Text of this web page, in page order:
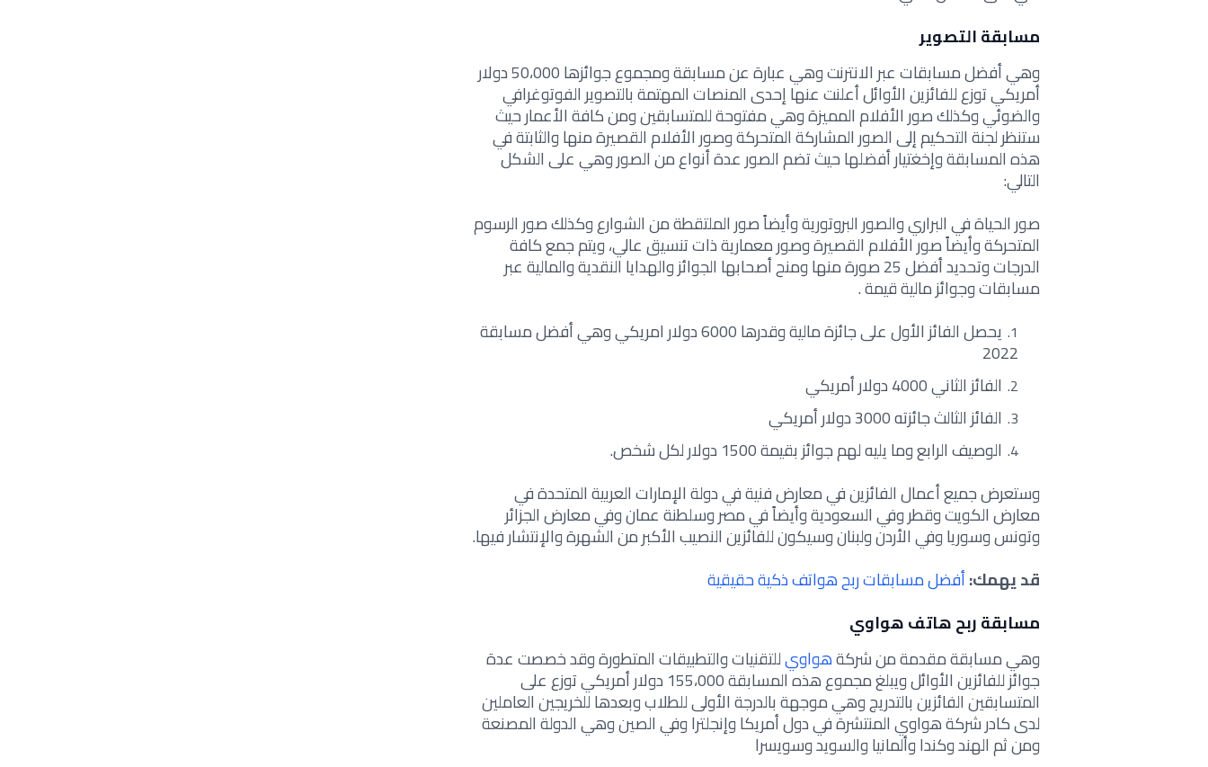
مسابقة التصوير
وهي أفضل مسابقات عبر الانترنت وهي عبارة عن مسابقة ومجموع جوائزها 50،000 دولار
أمريكي توزع للفائزين الأوائل أعلنت عنها إحدى المنصات المهتمة بالتصوير الفوتوغرافي
والضوئي وكذلك صور الأفلام المميزة وهي مفتوحة للمتسابقين ومن كافة الأعمار حيث
ستنظر لجنة التحكيم إلى الصور المشاركة المتحركة وصور الأفلام القصيرة منها والثابتة في
هذه المسابقة وإخغتيار أفضلها حيث تضم الصور عدة أنواع من الصور وهي على الشكل
التالي:
صور الحياة في البراري والصور البروتورية وأيضاً صور الملتقطة من الشوارع وكذلك صور الرسوم
المتحركة وأيضاً صور الأفلام القصيرة وصور معمارية ذات تنسيق عالي، ويتم جمع كافة
الدرجات وتحديد أفضل 25 صورة منها ومنح أصحابها الجوائز والهدايا النقدية والمالية عبر
مسابقات وجوائز مالية قيمة .
يحصل الفائز الأول على جائزة مالية وقدرها 6000 دولار امريكي وهي أفضل مسابقة
2022
الفائز الثاني 4000 دولار أمريكي
الفائز الثالث جائزته 3000 دولار أمريكي
الوصيف الرابع وما يليه لهم جوائز بقيمة 1500 دولار لكل شخص.
وستعرض جميع أعمال الفائزين في معارض فنية في دولة الإمارات العربية المتحدة في
معارض الكويت وقطر وفي السعودية وأيضاً في مصر وسلطنة عمان وفي معارض الجزائر
وتونس وسوريا وفي الأردن ولبنان وسيكون للفائزين النصيب الأكبر من الشهرة والإنتشار فيها.
قد يهمك:أفضل مسابقات ربح هواتف ذكية حقيقية
مسابقة ربح هاتف هواوي
وهي مسابقة مقدمة من شركةهواويللتقنيات والتطبيقات المتطورة وقد خصصت عدة
جوائز للفائزين الأوائل ويبلغ مجموع هذه المسابقة 155،000 دولار أمريكي توزع على
المتسابقين الفائزين بالتدريج وهي موجهة بالدرجة الأولى للطلاب وبعدها للخريجين العاملين
لدى كادر شركة هواوي المنتشرة في دول أمريكا وإنجلترا وفي الصين وهي الدولة المصنعة
ومن ثم الهند وكندا وألمانيا والسويد وسويسرا